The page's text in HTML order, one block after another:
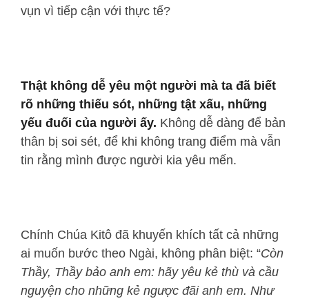
vụn vì tiếp cận với thực tế?
Thật không dễ yêu một người mà ta đã biết
rõ những thiếu sót, những tật xấu, những
yếu đuối của người ấy. Không dễ dàng để bản
thân bị soi sét, để khi không trang điểm mà vẫn
tin rằng mình được người kia yêu mến.
Chính Chúa Kitô đã khuyến khích tất cả những
ai muốn bước theo Ngài, không phân biệt: “Còn
Thầy, Thầy bảo anh em: hãy yêu kẻ thù và cầu
nguyện cho những kẻ ngược đãi anh em. Như